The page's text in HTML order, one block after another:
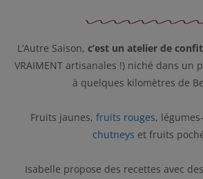
L’Autre Saison, c’est un atelier de
VRAIMENT artisanales !) niché dans un
à quelques kilomètres de
Fruits jaunes, fruits rouges,
chutneys et fruits
Isabelle propose des recettes avec